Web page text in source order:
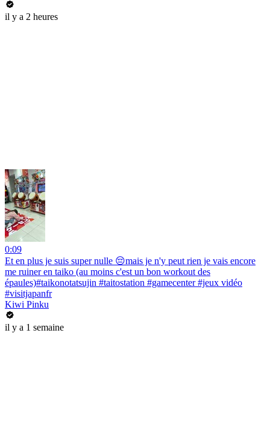
il y a 2 heures
0:09
Et en plus je suis super nulle 😔mais je n'y peut rien je vais encore
me ruiner en taiko (au moins c'est un bon workout des
épaules)#taikonotatsujin #taitostation #gamecenter #jeux vidéo
#visitjapanfr
Kiwi Pinku
il y a 1 semaine